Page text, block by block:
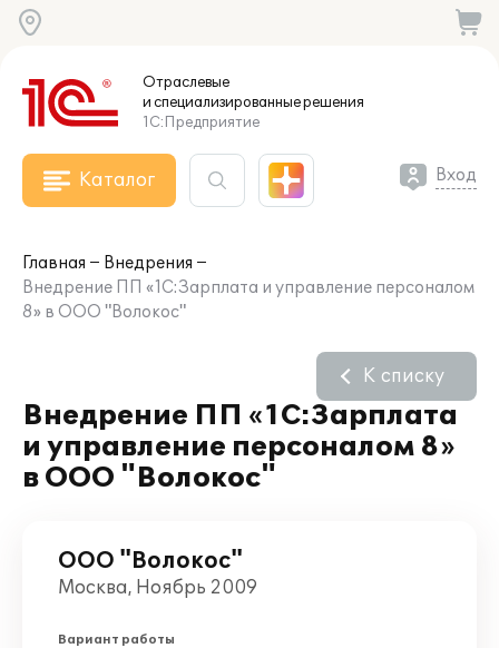
Отраслевые
и специализированныерешения
1С:Предприятие
Каталог Вход
Главная
Внедрения
Внедрение ПП «1С:Зарплата и управление персоналом
8» в ООО "Волокос"
Внедрение ПП «1С:Зарплата
и управление персоналом 8»
в ООО "Волокос"
К списку
ООО "Волокос"
Москва, Ноябрь 2009
Вариант работы